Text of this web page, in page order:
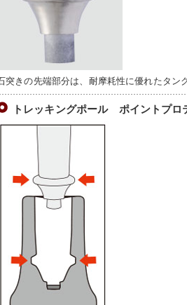
突きの先端部分は、耐摩耗性に優れたタン
トレッキングポール ポイントプロ